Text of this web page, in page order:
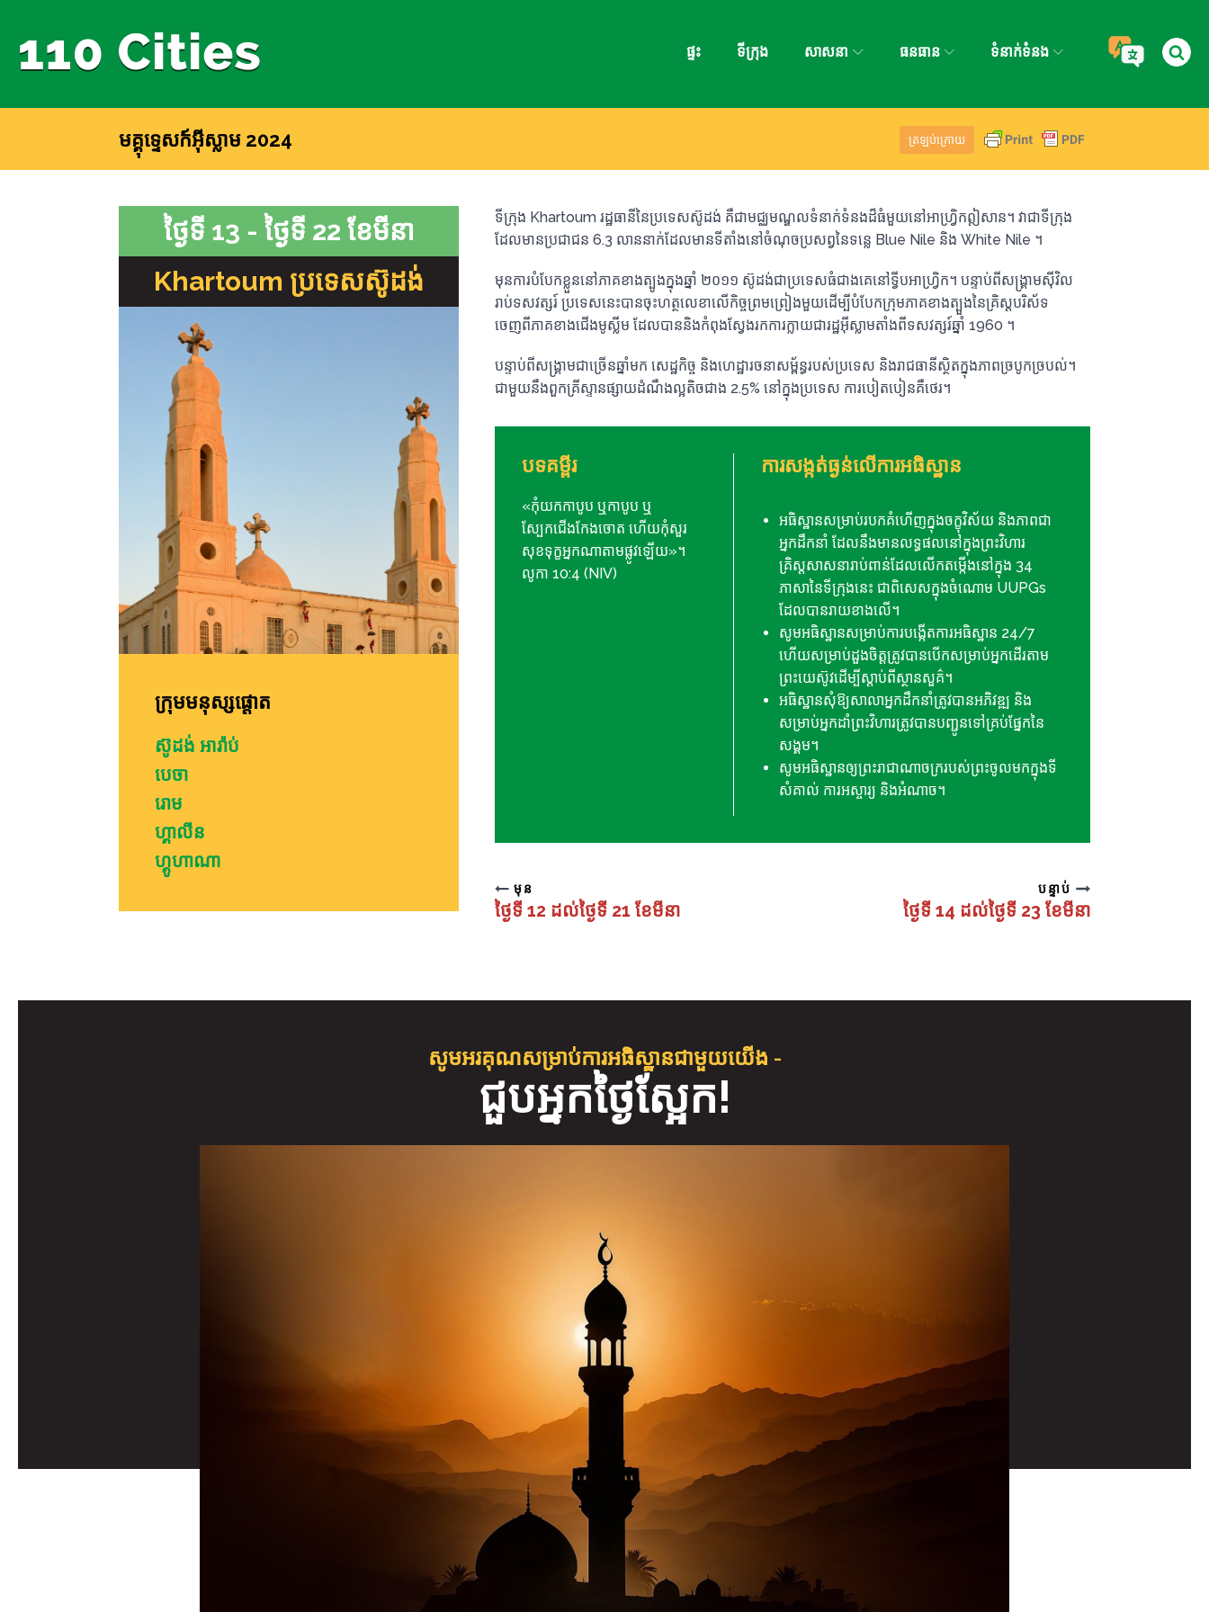
ផ្ទះ ទីក្រុង សាសនា ធនធាន ទំនាក់ទំនង
មគ្គុទ្ទេសក៍អ៊ីស្លាម 2024 ត្រឡប់​ក្រោយ
ថ្ងៃទី 13 - ថ្ងៃទី 22 ខែមីនា
Khartoum ប្រទេសស៊ូដង់
ក្រុមមនុស្សផ្តោត
ស៊ូដង់ អារ៉ាប់
បេចា
រោម
ហ្គាលីន
ហ្គូហាណា
ទីក្រុង Khartoum រដ្ឋធានីនៃប្រទេសស៊ូដង់ គឺជាមជ្ឈមណ្ឌលទំនាក់ទំនងដ៏ធំមួយនៅអាហ្វ្រិកឦសាន។ វាជាទីក្រុង
ដែលមានប្រជាជន 6.3 លាននាក់ដែលមានទីតាំងនៅចំណុចប្រសព្វនៃទន្លេ Blue Nile និង White Nile ។
មុន​ការ​បំបែក​ខ្លួន​នៅ​ភាគ​ខាង​ត្បូង​ក្នុង​ឆ្នាំ ២០១១ ស៊ូដង់​ជា​ប្រទេស​ធំ​ជាង​គេ​នៅ​ទ្វីប​អាហ្វ្រិក។ បន្ទាប់ពីសង្គ្រាមស៊ីវិល
រាប់ទសវត្សរ៍ ប្រទេសនេះបានចុះហត្ថលេខាលើកិច្ចព្រមព្រៀងមួយដើម្បីបំបែកក្រុមភាគខាងត្បួងនៃគ្រិស្តបរិស័ទ
ចេញពីភាគខាងជើងមូស្លីម ដែលបាននិងកំពុងស្វែងរកការក្លាយជារដ្ឋអ៊ីស្លាមតាំងពីទសវត្សរ៍ឆ្នាំ 1960 ។
បន្ទាប់ពីសង្គ្រាមជាច្រើនឆ្នាំមក សេដ្ឋកិច្ច និងហេដ្ឋារចនាសម្ព័ន្ធរបស់ប្រទេស និងរាជធានីស្ថិតក្នុងភាពច្របូកច្របល់។
ជាមួយនឹងពួកគ្រីស្ទានផ្សាយដំណឹងល្អតិចជាង 2.5% នៅក្នុងប្រទេស ការបៀតបៀនគឺថេរ។
បទគម្ពីរ
«​កុំ​យក​កាបូប ឬ​កាបូប ឬ​
ស្បែកជើង​កែង​ចោត ហើយ​កុំ​សួរ
សុខទុក្ខ​អ្នក​ណា​តាម​ផ្លូវ​ឡើយ​»​។
លូកា 10:4 (NIV)
ការសង្កត់ធ្ងន់លើការអធិស្ឋាន
អធិស្ឋានសម្រាប់របកគំហើញក្នុងចក្ខុវិស័យ និងភាពជា
អ្នកដឹកនាំ ដែលនឹងមានលទ្ធផលនៅក្នុងព្រះវិហារ
គ្រិស្តសាសនារាប់ពាន់ដែលលើកតម្កើងនៅក្នុង 34
ភាសានៃទីក្រុងនេះ ជាពិសេសក្នុងចំណោម UUPGs
ដែលបានរាយខាងលើ។
សូមអធិស្ឋានសម្រាប់ការបង្កើតការអធិស្ឋាន 24/7
ហើយសម្រាប់ដួងចិត្តត្រូវបានបើកសម្រាប់អ្នកដើរតាម
ព្រះយេស៊ូវដើម្បីស្តាប់ពីស្ថានសួគ៌។
អធិស្ឋានសុំឱ្យសាលាអ្នកដឹកនាំត្រូវបានអភិវឌ្ឍ និង
សម្រាប់អ្នកដាំព្រះវិហារត្រូវបានបញ្ជូនទៅគ្រប់ផ្នែកនៃ
សង្គម។
សូម​អធិស្ឋាន​ឲ្យ​ព្រះ​រាជាណាចក្រ​របស់​ព្រះ​ចូល​មក​ក្នុង​ទី​
សំគាល់ ការ​អស្ចារ្យ និង​អំណាច។
មុន
ថ្ងៃទី 12 ដល់ថ្ងៃទី 21 ខែមីនា
បន្ទាប់
ថ្ងៃទី 14 ដល់ថ្ងៃទី 23 ខែមីនា
សូមអរគុណសម្រាប់ការអធិស្ឋានជាមួយយើង -
ជួប​អ្នក​ថ្ងៃស្អែក!